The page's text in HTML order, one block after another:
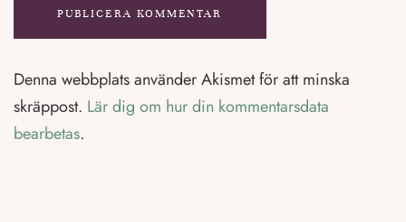
Denna webbplats använder Akismet för att minska
skräppost. Lär dig om hur din kommentarsdata
bearbetas.